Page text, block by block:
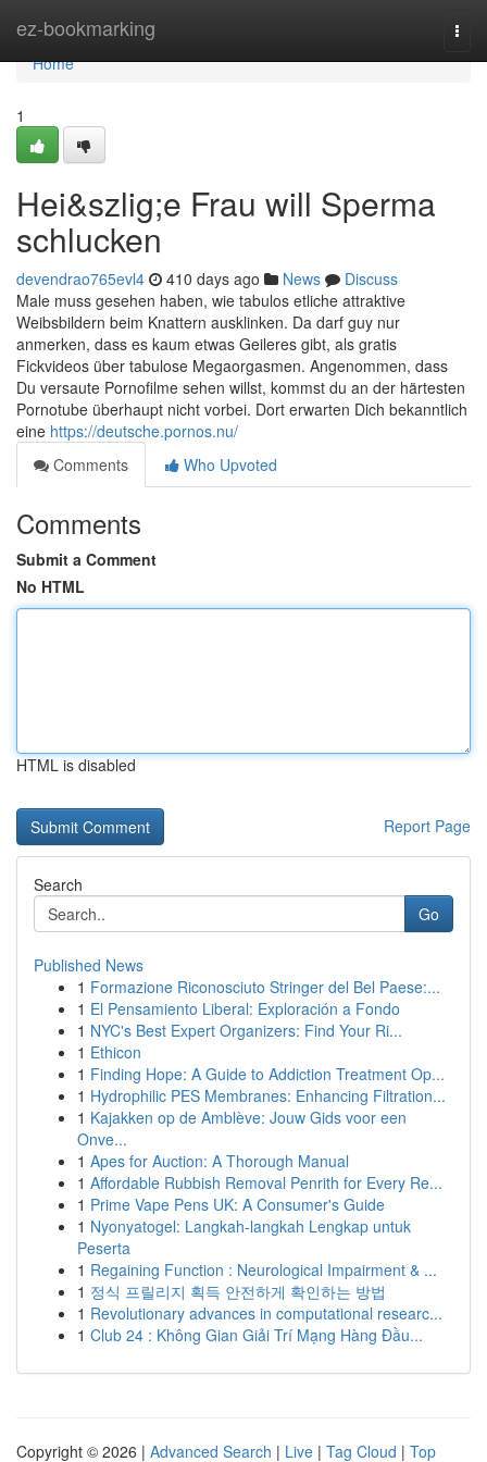
ez-bookmarking
Home
Home
1
Hei&szlig;e Frau will Sperma
schlucken
devendrao765evl4 410 days ago News
Discuss
Male muss gesehen haben, wie tabulos etliche attraktive
Weibsbildern beim Knattern ausklinken. Da darf guy nur
anmerken, dass es kaum etwas Geileres gibt, als gratis
Fickvideos über tabulose Megaorgasmen. Angenommen, dass
Du versaute Pornofilme sehen willst, kommst du an der härtesten
Pornotube überhaupt nicht vorbei. Dort erwarten Dich bekanntlich
eine https://deutsche.pornos.nu/
Comments
Who Upvoted
Comments
Submit a Comment
No HTML
HTML is disabled
Report Page
Search
Go
Published News
1 Formazione Riconosciuto Stringer del Bel Paese:...
1 El Pensamiento Liberal: Exploración a Fondo
1 NYC's Best Expert Organizers: Find Your Ri...
1 Ethicon
1 Finding Hope: A Guide to Addiction Treatment Op...
1 Hydrophilic PES Membranes: Enhancing Filtration...
1 Kajakken op de Amblève: Jouw Gids voor een
Onve...
1 Apes for Auction: A Thorough Manual
1 Affordable Rubbish Removal Penrith for Every Re...
1 Prime Vape Pens UK: A Consumer's Guide
1 Nyonyatogel: Langkah-langkah Lengkap untuk
Peserta
1 Regaining Function : Neurological Impairment & ...
1 정식 프릴리지 획득 안전하게 확인하는 방법
1 Revolutionary advances in computational researc...
1 Club 24 : Không Gian Giải Trí Mạng Hàng Đầu...
Copyright © 2026 | Advanced Search | Live | Tag Cloud | Top